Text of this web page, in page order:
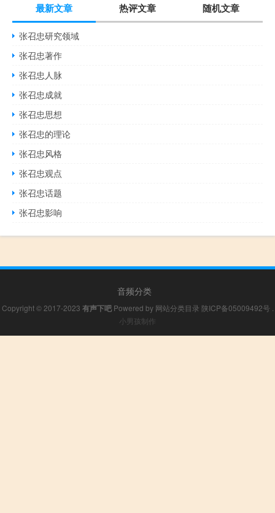
最新文章 热评文章 随机文章
张召忠研究领域
张召忠著作
张召忠人脉
张召忠成就
张召忠思想
张召忠的理论
张召忠风格
张召忠观点
张召忠话题
张召忠影响
音频分类
Copyright © 2017-2023 有声下吧Powered by 网站分类目录 陕ICP备05009492号
小男孩制作